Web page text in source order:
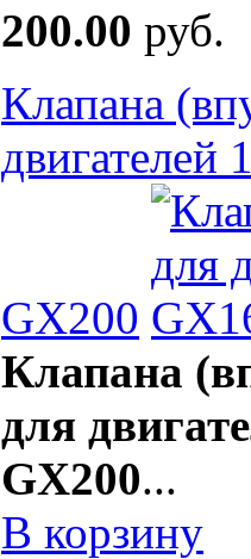
200.00 руб.
Клапана
двигателей
GX200
Клапана
для
GX200...
В корзину